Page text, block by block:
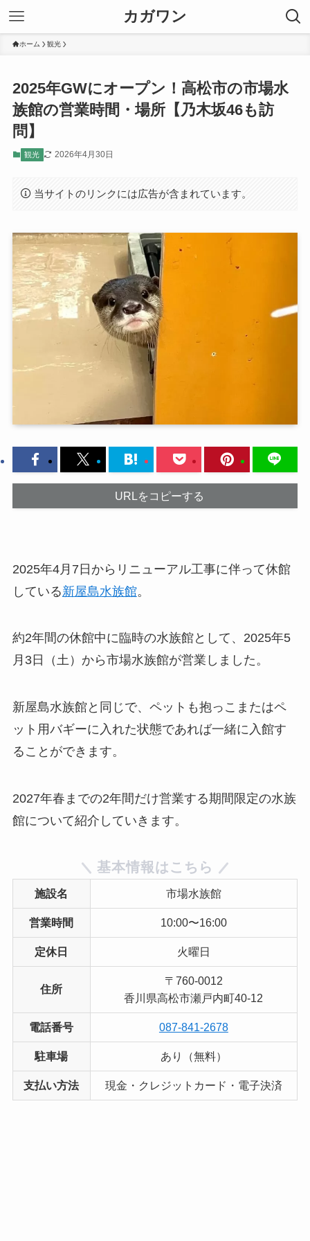
カガワン
ホーム 観光
2025年GWにオープン！高松市の市場水
族館の営業時間・場所【乃木坂46も訪
問】
観光 2026年4月30日
当サイトのリンクには広告が含まれています。
URLをコピーする
2025年4月7日からリニューアル工事に伴って休館
している新屋島水族館。
約2年間の休館中に臨時の水族館として、2025年5
月3日（土）から市場水族館が営業しました。
新屋島水族館と同じで、ペットも抱っこまたはペ
ット用バギーに入れた状態であれば一緒に入館す
ることができます。
2027年春までの2年間だけ営業する期間限定の水族
館について紹介していきます。
基本情報はこちら
施設名 市場水族館
営業時間 10:00〜16:00
定休日 火曜日
住所
〒760-0012
香川県高松市瀬戸内町40-12
電話番号 087-841-2678
駐車場 あり（無料）
支払い方法 現金・クレジットカード・電子決済